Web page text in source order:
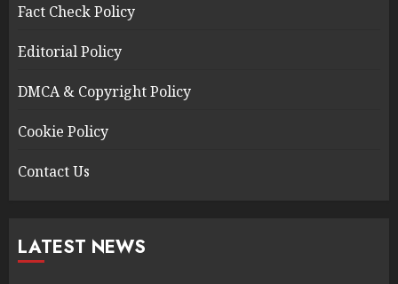
Fact Check Policy
Editorial Policy
DMCA & Copyright Policy
Cookie Policy
Contact Us
LATEST NEWS